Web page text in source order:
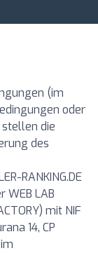
(im
oder
die
des
RANKING.DE
WEB LAB
mit NIF
14, CP